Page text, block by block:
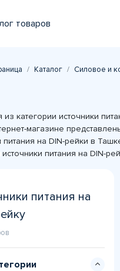
товаров
Каталог Силовое и
из категории источники
магазине
питания на DIN-рейки в
источники питания на DIN-
питания на